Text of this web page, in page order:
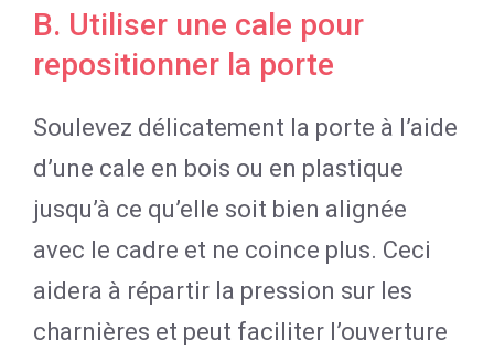
B. Utiliser une cale pour
repositionner la porte
Soulevez délicatement la porte à l’aide
d’une cale en bois ou en plastique
jusqu’à ce qu’elle soit bien alignée
avec le cadre et ne coince plus. Ceci
aidera à répartir la pression sur les
charnières et peut faciliter l’ouverture